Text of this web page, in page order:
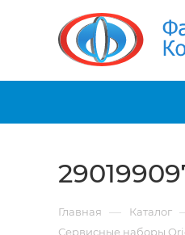
Главная — Каталог
Сервисные наборы